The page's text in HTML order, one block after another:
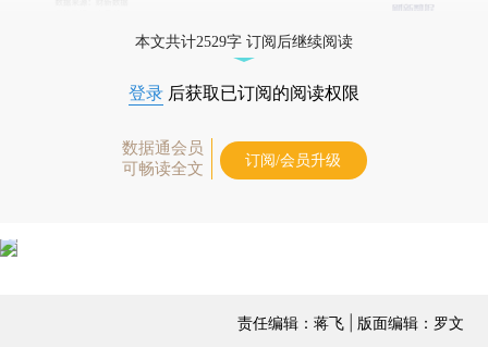
本文共计2529字 订阅后继续阅读
登录 后获取已订阅的阅读权限
数据通会员
可畅读全文
订阅/会员升级
责任编辑：蒋飞 | 版面编辑：罗文